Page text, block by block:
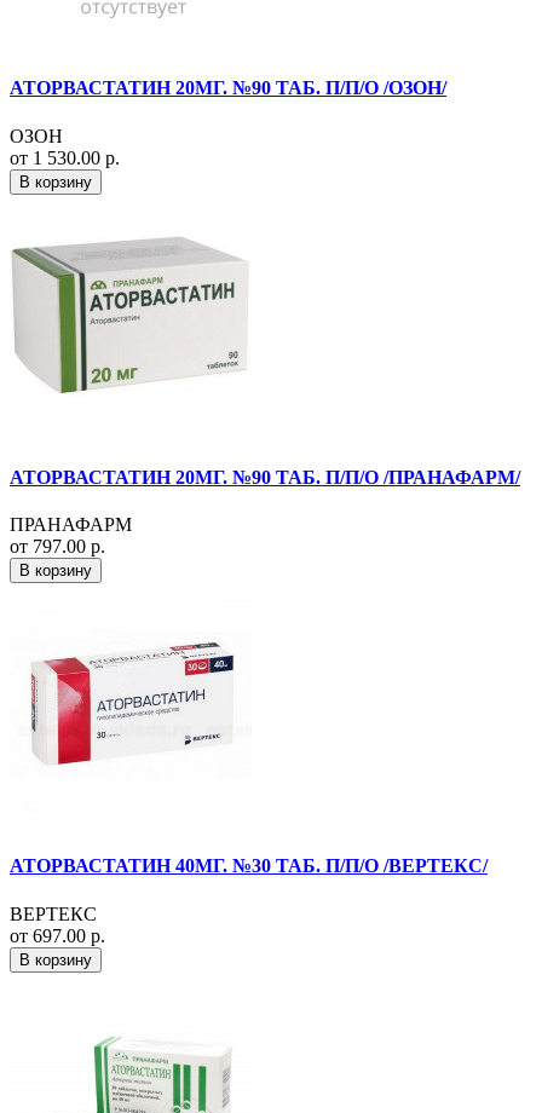
АТОРВАСТАТИН 20МГ. №90 ТАБ. П/П/О /ОЗОН/
ОЗОН
от 1 530.00 р.
В корзину
АТОРВАСТАТИН 20МГ. №90 ТАБ. П/П/О /ПРАНАФАРМ/
ПРАНАФАРМ
от 797.00 р.
В корзину
АТОРВАСТАТИН 40МГ. №30 ТАБ. П/П/О /ВЕРТЕКС/
ВЕРТЕКС
от 697.00 р.
В корзину